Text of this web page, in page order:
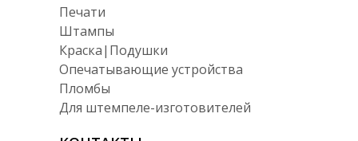
Печати
Штампы
Краска|Подушки
Опечатывающие устройства
Пломбы
Для штемпеле-изготовителей